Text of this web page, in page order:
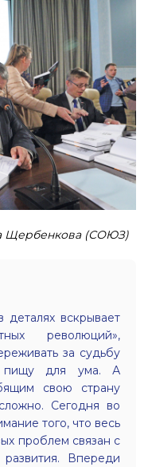
Щербенкова (СОЮЗ)
деталях вскрывает
революций»,
за судьбу
пищу для ума. А
свою страну
Сегодня во
того, что весь
проблем связан с
Впереди